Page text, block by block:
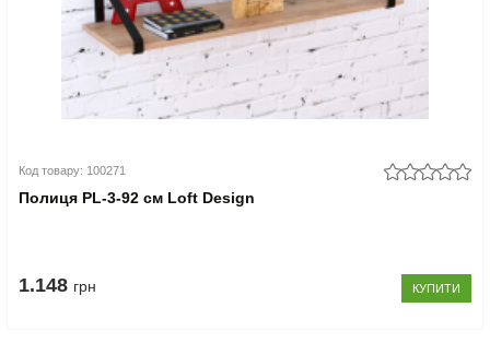
Код товару: 100271
Полиця PL-3-92 см Loft Design
1.148 грн КУПИТИ